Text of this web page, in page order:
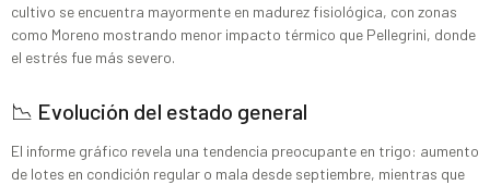
cultivo se encuentra mayormente en madurez fisiológica, con zonas
como Moreno mostrando menor impacto térmico que Pellegrini, donde
el estrés fue más severo.
📉 Evolución del estado general
El informe gráfico revela una tendencia preocupante en trigo: aumento
de lotes en condición regular o mala desde septiembre, mientras que